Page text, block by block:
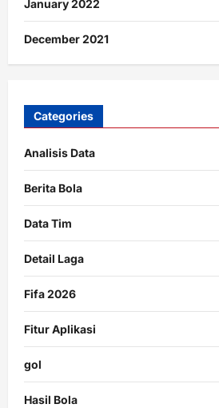
January 2022
December 2021
Categories
Analisis Data
Berita Bola
Data Tim
Detail Laga
Fifa 2026
Fitur Aplikasi
gol
Hasil Bola